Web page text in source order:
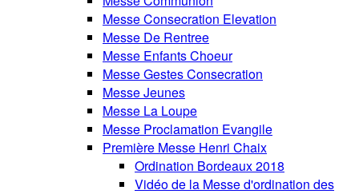
Messe Consecration Elevation
Messe De Rentree
Messe Enfants Choeur
Messe Gestes Consecration
Messe Jeunes
Messe La Loupe
Messe Proclamation Evangile
Première Messe Henri Chaix
Ordination Bordeaux 2018
Vidéo de la Messe d'ordination des